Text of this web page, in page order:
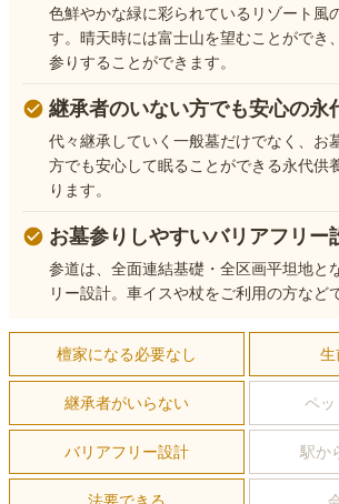
色鮮やかな緑に彩られているリゾート風
す。晴天時には富士山を望むことができ
参りすることができます。
継承者のいない方でも安心の永
代々継承していく一般墓だけでなく、お
方でも安心して眠ることができる永代供
ります。
お墓参りしやすいバリアフリー
参道は、全面連結基礎・全区画平坦地と
リー設計。車イスや杖をご利用の方など
檀家になる必要なし 生
継承者がいらない ペッ
バリアフリー設計 駅か